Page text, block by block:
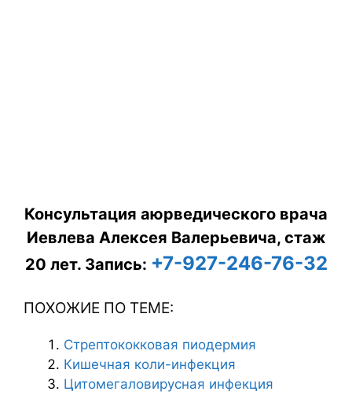
Консультация аюрведического врача
Иевлева Алексея Валерьевича, стаж
20 лет. Запись: +7-927-246-76-32
ПОХОЖИЕ ПО ТЕМЕ:
Стрептококковая пиодермия
Кишечная коли-инфекция
Цитомегаловирусная инфекция